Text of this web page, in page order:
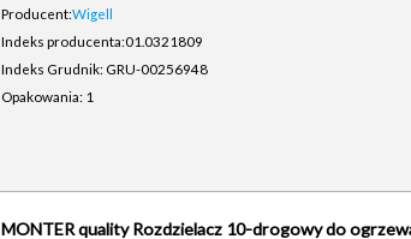
Producent:Wigell
Indeks producenta:01.0321809
Indeks Grudnik: GRU-00256948
Opakowania: 1
MONTER quality Rozdzielacz 10-drogowy do